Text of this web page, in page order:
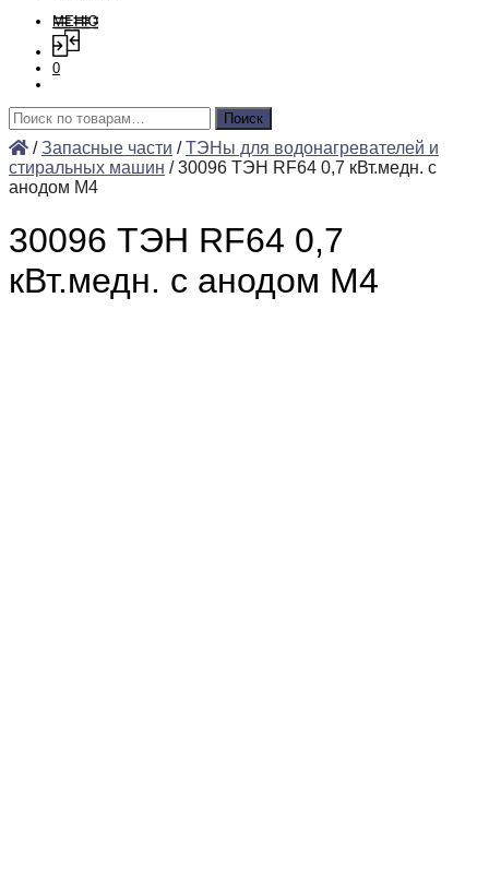
МЕНЮ
0
Искать: Поиск
/Запасные части /ТЭНы для водонагревателей и
стиральных машин /30096 ТЭН RF64 0,7 кВт.медн. с
анодом М4
30096 ТЭН RF64 0,7
кВт.медн. с анодом М4